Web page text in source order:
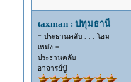
taxman : ปทุมธานี
= ประธานคลับ . . . โอม
เหม่ง =
ประธานคลับ
อาจารย์ปู่